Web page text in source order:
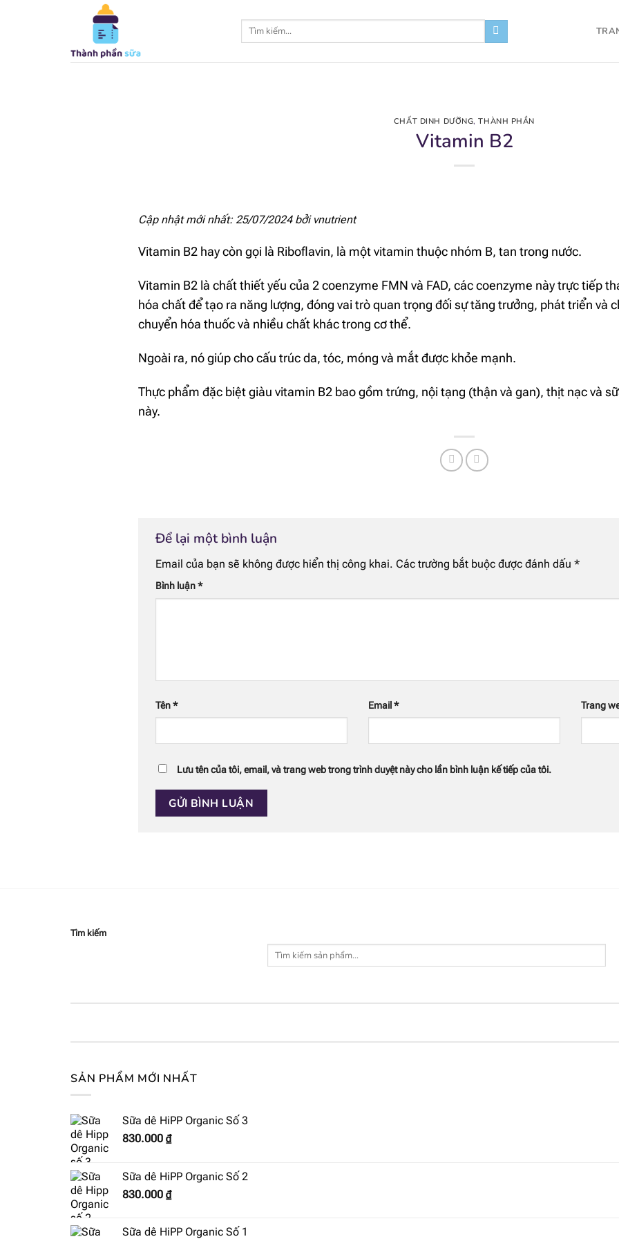
Tìm
CHẤT DINH DƯỠNG,THÀNH PHẦN
Vitamin B2
Cập nhật mới nhất: 25/07/2024 bởi vnutrient
Vitamin B2 hay còn gọi là Riboflavin, là một vitamin thuộc nhóm B, tan trong nước.
Vitamin B2 là chất thiết yếu của 2 coenzyme FMN và FAD, các coenzyme này trực tiếp
hóa chất để tạo ra năng lượng, đóng vai trò quan trọng đối sự tăng trưởng, phát triển và
chuyển hóa thuốc và nhiều chất khác trong cơ thể.
Ngoài ra, nó giúp cho cấu trúc da, tóc, móng và mắt được khỏe mạnh.
Thực phẩm đặc biệt giàu vitamin B2 bao gồm trứng, nội tạng (thận và gan), thịt nạc và
này.
Để lại một bình luận
Email của bạn sẽ không được hiển thị công khai. Các trường bắt buộc được đánh dấu *
Bình luận*
Tên* Email * Trang
Lưu tên của tôi, email, và trang web trong trình duyệt này cho lần bình luận kế tiếp của tôi.
Tìm kiếm
SẢN PHẨM MỚI NHẤT
Sữa dê HiPP Organic Số 3
830.000 ₫
Sữa dê HiPP Organic Số 2
830.000 ₫
Sữa dê HiPP Organic Số 1